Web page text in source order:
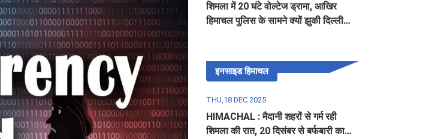
शिमला में 20 घंटे वोल्टेज ड्रामा, आखिर
हिमाचल पुलिस के सामने क्यों झुकी दिल्ली
इनसाइड हिमाचल
THU,18 DEC 2025
HIMACHAL : मैदानी शहरों से गर्म रही
शिमला की रात, 20 दिसंबर से बर्फबारी का